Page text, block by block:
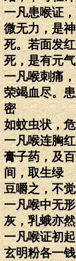
一凡患喉证
微无力，是
死。若面发
死，是有元
一凡喉刺痛
荣竭血尽。
密
如蚊虫状，
一凡喉连胸
膏子药，及
间，取生绿
豆嚼之，不
一凡喉中无
灰，乳蛾亦
一凡喉证初
玄明粉各一